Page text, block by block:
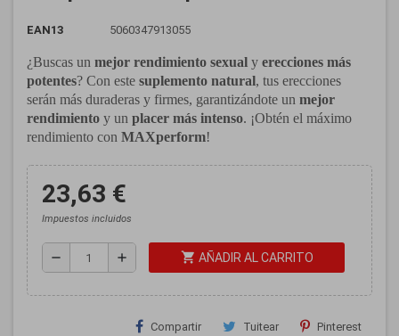
EAN13 5060347913055
¿Buscas un mejor rendimiento sexual y erecciones más
potentes? Con este suplemento natural, tus erecciones
serán más duraderas y firmes, garantizándote un mejor
rendimiento y un placer más intenso. ¡Obtén el máximo
rendimiento con MAXperform!
23,63 €
Impuestos incluidos
remove add shopping_cart AÑADIR AL CARRITO
Compartir Tuitear Pinterest